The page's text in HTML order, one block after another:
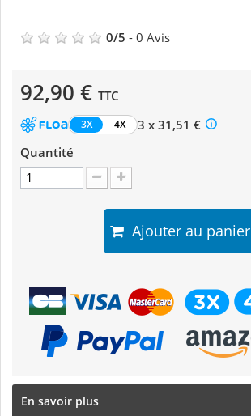
0/5 - 0 Avis
92,90 € TTC
3X 4X
3 x 31,51 €
Quantité
Ajouter au panier
En savoir plus